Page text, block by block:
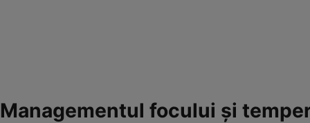
Managementul focului și